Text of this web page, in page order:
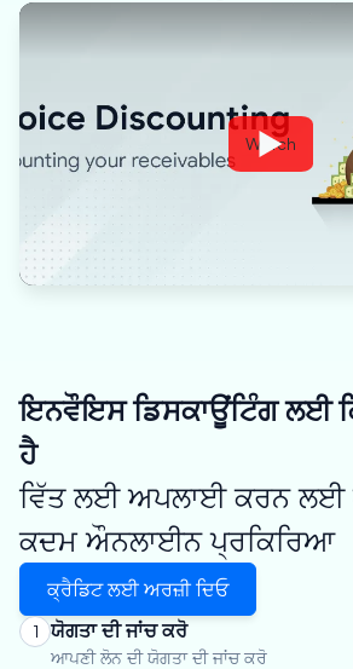
Watch
ਇਨਵੌਇਸ ਡਿਸਕਾਊਂਟਿੰਗ ਲਈ
ਹੈ
ਵਿੱਤ ਲਈ ਅਪਲਾਈ ਕਰਨ
ਕਦਮ ਔਨਲਾਈਨ ਪ੍ਰਕਿਰਿਆ
ਕ੍ਰੈਡਿਟ ਲਈ ਅਰਜ਼ੀ ਦਿਓ
1 ਯੋਗਤਾ ਦੀ ਜਾਂਚ ਕਰੋ
ਆਪਣੀ ਲੋਨ ਦੀ ਯੋਗਤਾ ਦੀ ਜਾਂਚ ਕਰੋ